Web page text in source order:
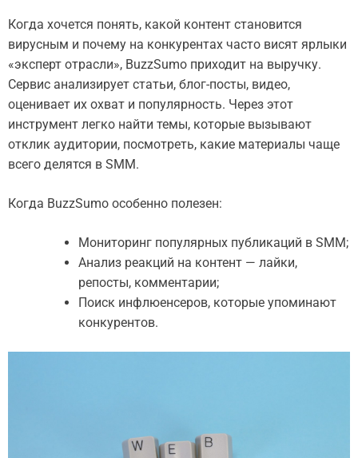
Когда хочется понять, какой контент становится
вирусным и почему на конкурентах часто висят ярлыки
«эксперт отрасли», BuzzSumo приходит на выручку.
Сервис анализирует статьи, блог-посты, видео,
оценивает их охват и популярность. Через этот
инструмент легко найти темы, которые вызывают
отклик аудитории, посмотреть, какие материалы чаще
всего делятся в SMM.
Когда BuzzSumo особенно полезен:
Мониторинг популярных публикаций в SMM;
Анализ реакций на контент — лайки,
репосты, комментарии;
Поиск инфлюенсеров, которые упоминают
конкурентов.